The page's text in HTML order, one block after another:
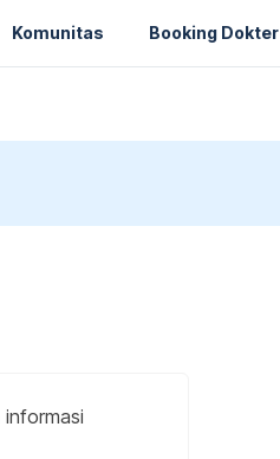
Komunitas Booking Dokter